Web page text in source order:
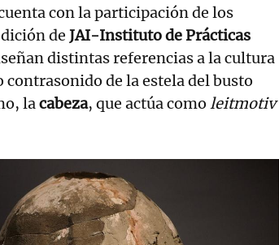
con la participación de los
de JAI-Instituto de Prácticas
distintas referencias a la cultura
de la estela del busto
lacabeza, que actúa como leitmotiv